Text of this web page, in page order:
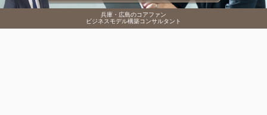
兵庫・広島のコアファン
ビジネスモデル構築コンサルタント